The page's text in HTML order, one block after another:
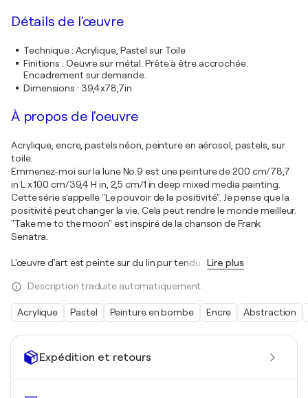
Expédition et retours
Détails de l'œuvre
Technique: Acrylique, Pastel sur Toile
Finitions : Oeuvre sur métal. Prête à être accrochée.
Encadrement sur demande.
Dimensions : 39,4x78,7in
À propos de l'oeuvre
Acrylique, encre, pastels néon, peinture en aérosol, pastels, sur
toile.
Emmenez-moi sur la lune No.9 est une peinture de 200 cm/78,7
in L x 100 cm/39,4 H in, 2,5 cm/1 in deep mixed media painting.
Cette série s'appelle "Le pouvoir de la positivité". Je pense que la
positivité peut changer la vie. Cela peut rendre le monde meilleur.
"Take me to the moon" est inspiré de la chanson de Frank
Senatra.
L'œuvre d'art est peinte sur du lin pur tendu Lire plus
Description traduite automatiquement.
Acrylique Pastel Peinture en bombe Encre Abstraction